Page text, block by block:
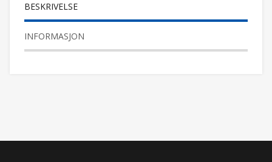
BESKRIVELSE
INFORMASJON